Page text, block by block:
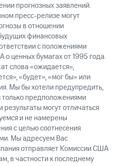
прогнозных заявлений.
пресс-релизе могут
в отношении
финансовых
с положениями
ценных бумагах от 1995 года.
слова «ожидается»,
«будет», «мог бы» или
Мы бы хотели предупредить,
только предположениями
могут отличаться
и не намерены
с целью соотнесения
Мы адресуем Вас
отправляет Комиссии США
в частности к последнему